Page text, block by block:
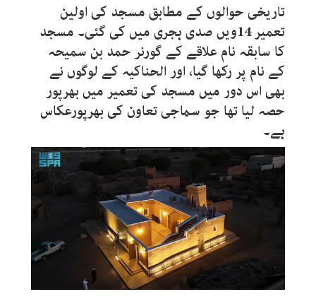
تاریخی حوالوں کے مطابق مسجد کی اولین
تعمیر 14ویں صدی ہجری میں کی گئی۔ مسجد
کا سابقہ نام علاقے کے گورنر حمد بن سمیحہ
کے نام پر رکھا گیا، اور الحناکیہ کے لوگوں نے
بھی اس دور میں مسجد کی تعمیر میں بھرپور
حصہ لیا تھا جو سماجی تعاون کی بھرپورعکاس
ہے۔